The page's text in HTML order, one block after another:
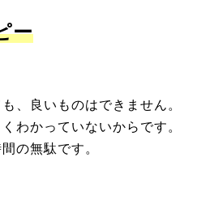
ー
、良いものはできません。
わかっていないからです。
の無駄です。